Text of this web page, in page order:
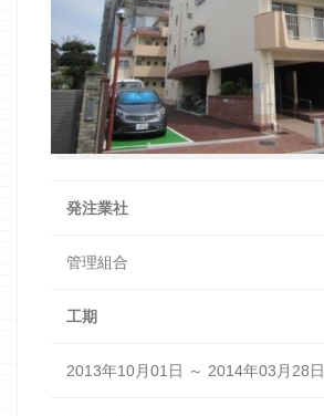
発注業社
管理組合
工期
2013年10月01日 ～ 2014年03月28日